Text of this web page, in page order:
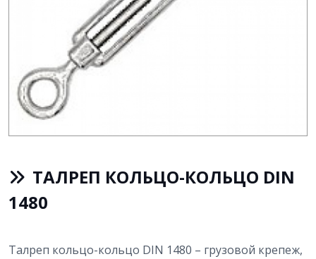
ТАЛРЕП КОЛЬЦО-КОЛЬЦО DIN
1480
Талреп кольцо-кольцо DIN 1480 – грузовой крепеж,